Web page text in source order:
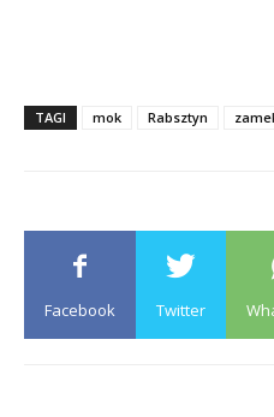
TAGI mok Rabsztyn
Facebook Twitter